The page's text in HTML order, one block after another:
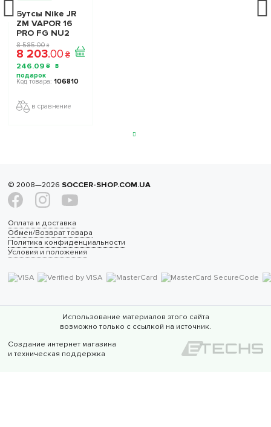
Бутсы Nike JR
ZM VAPOR 16
PRO FG NU2
детские -
Официальная
Продукция
8 585.00 ₴
8 203.00 ₴
246.09 ₴
106810
в сравнение
© 2008—2026 SOCCER-SHOP.COM.UA
Оплата и доставка
Обмен/Возврат товара
Политика конфиденциальности
Условия и положения
Использование материалов этого сайта
возможно только с ссылкой на источник.
Создание интернет магазина
и техническая поддержка